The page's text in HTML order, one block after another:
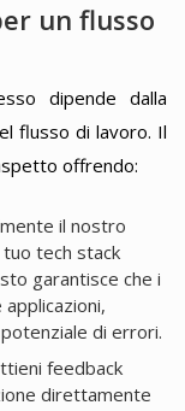
un flusso
dipende dalla
flusso di lavoro. Il
offrendo:
il nostro
tech stack
garantisce che i
di errori.
feedback
direttamente